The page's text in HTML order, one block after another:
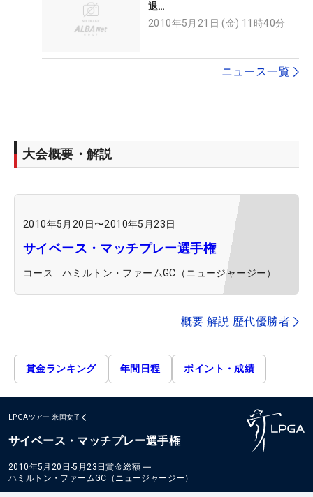
退…
2010年5月21日 (金) 11時40分
ニュース一覧
大会概要・解説
2010年5月20日〜2010年5月23日
サイベース・マッチプレー選手権
コース ハミルトン・ファームGC（ニュージャージー）
概要 解説 歴代優勝者
賞金ランキング 年間日程 ポイント・成績
LPGAツアー 米国女子
サイベース・マッチプレー選手権
2010年5月20日-5月23日賞金総額 ―
ハミルトン・ファームGC（ニュージャージー）